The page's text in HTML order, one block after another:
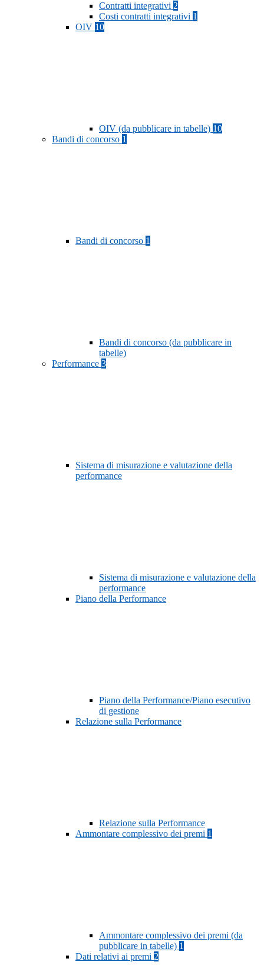
Contratti integrativi 2
Costi contratti integrativi 1
OIV 10
OIV (da pubblicare in tabelle) 10
Bandi di concorso 1
Bandi di concorso 1
Bandi di concorso (da pubblicare in
tabelle)
Performance 3
Sistema di misurazione e valutazione della
performance
Sistema di misurazione e valutazione della
performance
Piano della Performance
Piano della Performance/Piano esecutivo
di gestione
Relazione sulla Performance
Relazione sulla Performance
Ammontare complessivo dei premi 1
Ammontare complessivo dei premi (da
pubblicare in tabelle) 1
Dati relativi ai premi 2